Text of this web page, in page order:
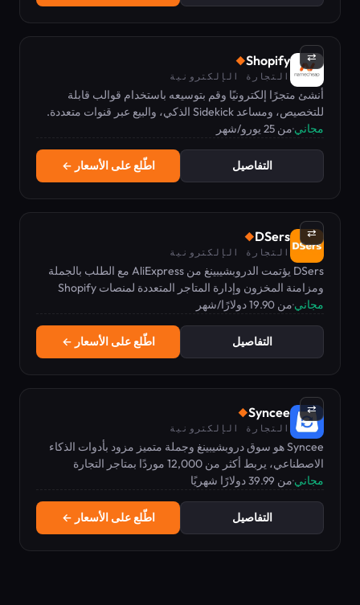
⇄
Shopify
◆
التجارة الإلكترونية
أنشئ متجرًا إلكترونيًا وقم بتوسيعه باستخدام قوالب قابلة
للتخصيص، ومساعد Sidekick الذكي، والبيع عبر قنوات متعددة.
الخطط تبدأ من 25 يورو/شهر، نسخة تجريبية مجانية لمدة 3 أيام.
مجاني·من 25 يورو/شهر
التفاصيل اطّلع على الأسعار ←
⇄
DSers
◆
التجارة الإلكترونية
DSers يؤتمت الدروبشيبينغ من AliExpress مع الطلب بالجملة
ومزامنة المخزون وإدارة المتاجر المتعددة لمنصات Shopify
وWooCommerce وWix.
مجاني·من 19.90 دولارًا/شهر
التفاصيل اطّلع على الأسعار ←
⇄
Syncee
◆
التجارة الإلكترونية
Syncee هو سوق دروبشيبينغ وجملة متميز مزود بأدوات الذكاء
الاصطناعي، يربط أكثر من 12,000 موردًا بمتاجر التجارة
الإلكترونية.
مجاني·من 39.99 دولارًا شهريًا
التفاصيل اطّلع على الأسعار ←